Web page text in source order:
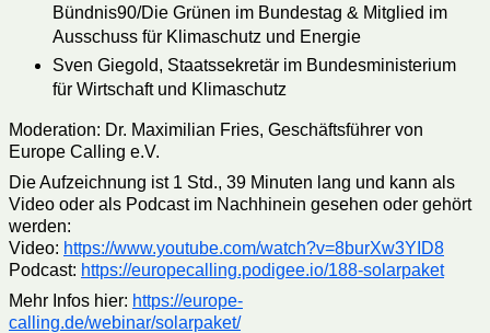
Bündnis90/Die Grünen im Bundestag & Mitglied im
Ausschuss für Klimaschutz und Energie
Sven Giegold, Staatssekretär im Bundesministerium
für Wirtschaft und Klimaschutz
Moderation: Dr. Maximilian Fries, Geschäftsführer von
Europe Calling e.V.
Die Aufzeichnung ist 1 Std., 39 Minuten lang und kann als
Video oder als Podcast im Nachhinein gesehen oder gehört
werden:
Video: https://www.youtube.com/watch?v=8burXw3YID8
Podcast: https://europecalling.podigee.io/188-solarpaket
Mehr Infos hier: https://europe-
calling.de/webinar/solarpaket/